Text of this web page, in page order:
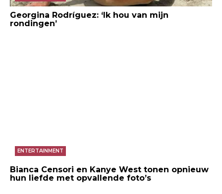
Georgina Rodríguez: ‘Ik hou van mijn
rondingen’
ENTERTAINMENT
Bianca Censori en Kanye West tonen opnieuw
hun liefde met opvallende foto’s